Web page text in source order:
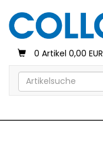
0 Artikel 0,00 EUR